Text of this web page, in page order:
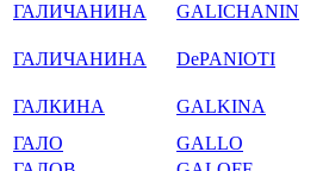
ГАЛИЧАНИНА
GALICHANIN
ГАЛИЧАНИНА DePANIOTI
ГАЛКИНА GALKINA
ГАЛО
GALLO